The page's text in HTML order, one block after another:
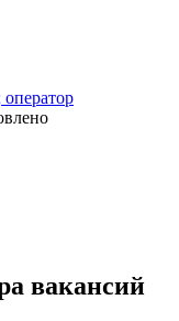
вакансий